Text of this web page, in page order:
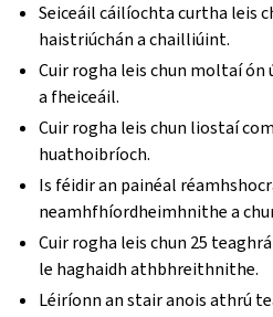
Seiceáil cáilíochta curtha leis
haistriúchán a chailliúint.
Cuir rogha leis chun moltaí
a fheiceáil.
Cuir rogha leis chun liostaí
huathoibríoch.
Is féidir an painéal
neamhfhíordheimhnithe a
Cuir rogha leis chun 25
le haghaidh athbhreithnithe.
Léiríonn an stair anois athrú